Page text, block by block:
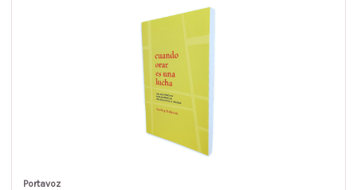
Portavoz